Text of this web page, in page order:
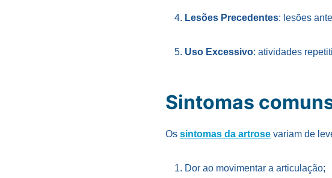
Lesões Precedentes: lesões
Uso Excessivo: atividades
Sintomas
Os sintomas da artrose variam de
Dor ao movimentar a articulação;